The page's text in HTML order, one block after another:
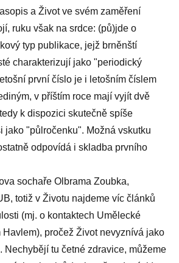
a Život ve svém zaměření
ruku však na srdce: (pů)jde o
typ publikace, jejž brněnští
charakterizují jako "periodický
první číslo je i letošním číslem
v příštím roce mají vyjít dvě
k dispozici skutečně spíše
jako "půlročenku". Možná vskutku
odpovídá i skladba prvního
sochaře Olbrama Zoubka,
totiž v Životu najdeme víc článků
(mj. o kontaktech Umělecké
Havlem), pročež Život nevyznívá jako
Nechybějí tu četné zdravice, můžeme